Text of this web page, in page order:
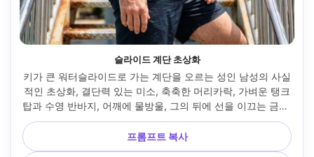
슬라이드 계단 초상화
키가 큰 워터슬라이드로 가는 계단을 오르는 성인 남성의 사실
적인 초상화, 결단력 있는 미소, 축축한 머리카락, 가벼운 탱크
탑과 수영 반바지, 어깨에 물방울, 그의 뒤에 선을 이끄는 금속
난간, 반사광으로 부드러진 거친 한낮의 햇살, 캐논 EOS R5,
70mm, 얕은 피사계, 3/4 초상화 프레임, 모험적인 분위기, 사
실적인 피부 질감과 땀과 물의 혼합, 선명한 디테일, 고해상도
프롬프트 복사